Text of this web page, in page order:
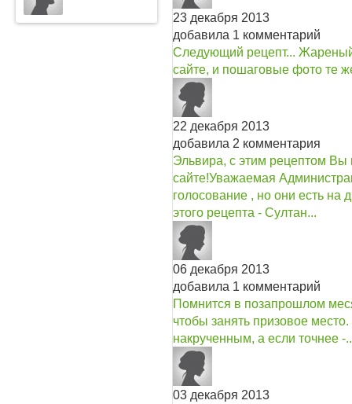
23 декабря 2013
добавила 1 комментарий
Следующий рецепт... Жареный
сайте, и пошаговые фото те
22 декабря 2013
добавила 2 комментария
Эльвира, с этим рецептом Вы
сайте!Уважаемая
голосование , но они есть на
этого рецепта - Султан...
06 декабря 2013
добавила 1 комментарий
Помнится в позапрошлом
чтобы занять призовое
накрученным, а если точнее -
03 декабря 2013